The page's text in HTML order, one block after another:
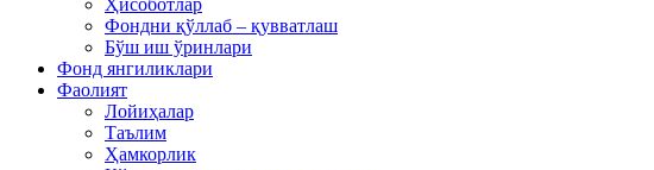
Фондни қўллаб – қувватлаш
Бўш иш ўринлари
Фонд янгиликлари
Фаолият
Лойиҳалар
Таълим
Ҳамкорлик